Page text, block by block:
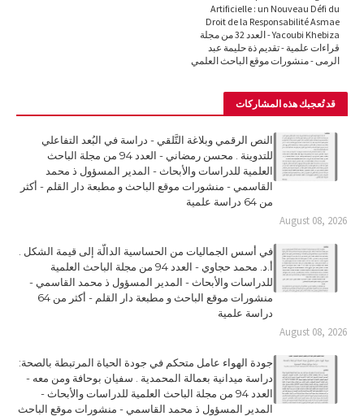
Artificielle : un Nouveau Défi du
Droit de la Responsabilité Asmae
Yacoubi Khebiza - العدد 32 من مجلة
قراءات علمية - تقديم ذة حليمة عبد
الرمى - منشورات موقع الباحث العلمي
قد تُعجبك هذه المشاركات
النص الرقمي وبلاغة التَّلقي - دراسة في البُعد التفاعلي
للتدوينة . محسن رمضاني - العدد 94 من مجلة الباحث
العلمية للدراسات والأبحاث - المدير المسؤول ذ محمد
القاسمي - منشورات موقع الباحث و مطبعة دار القلم - أكثر
من 64 دراسة علمية
August 08, 2026
في أسس الجماليات من الحساسية الدالّة إلى قيمة الشكل .
أ.د. محمد حجاوي - العدد 94 من مجلة الباحث العلمية
للدراسات والأبحاث - المدير المسؤول ذ محمد القاسمي -
منشورات موقع الباحث و مطبعة دار القلم - أكثر من 64
دراسة علمية
August 08, 2026
جودة الهواء عامل متحكم في جودة الحياة المرتبطة بالصحة:
دراسة ميدانية بعمالة المحمدية . سفيان بوحافة ومن معه -
العدد 94 من مجلة الباحث العلمية للدراسات والأبحاث -
المدير المسؤول ذ محمد القاسمي - منشورات موقع الباحث